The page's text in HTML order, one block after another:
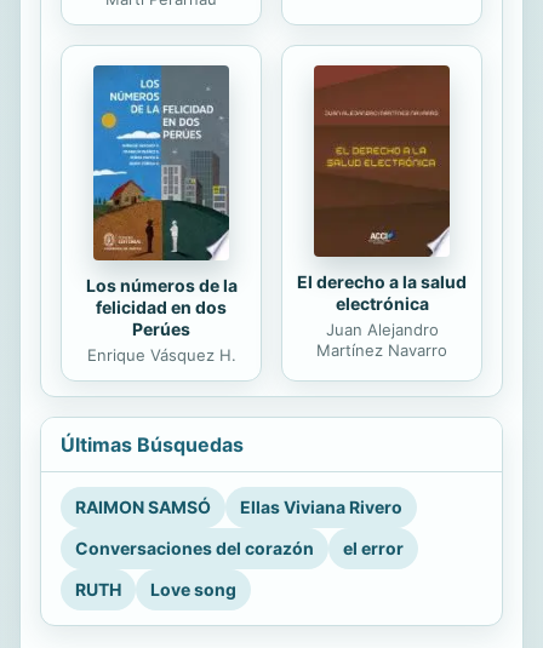
Los números de la
felicidad en dos
Perúes
Enrique Vásquez H.
El derecho a la salud
electrónica
Juan Alejandro
Martínez Navarro
Últimas Búsquedas
RAIMON SAMSÓ
Ellas Viviana Rivero
Conversaciones del corazón
el error
RUTH
Love song